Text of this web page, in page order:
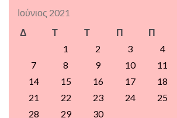
Ιούνιος 2021
Δ
Τ Τ Π Π
1
2 3 4
7
8 9 10 11
14
15 16 17 18
21
22 23 24 25
28
29
30